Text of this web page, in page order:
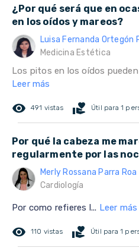
¿Por qué será que en
en los oídos y mareos?
Luisa Fernanda Ortegón
Medicina Estética
Los pitos en los oídos
Leer más
remove_red_eye 491 vistas volunteer_activism Útil para 1
Por qué la cabeza me
regularmente por las
Merly Rossana Parra Roa
Cardiología
Por como refieres l... Leer más
remove_red_eye 110 vistas volunteer_activism Útil para 1